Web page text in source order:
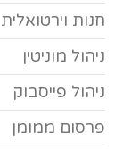
חנות וירטואלית
ניהול מוניטין
ניהול פייסבוק
פרסום ממומן